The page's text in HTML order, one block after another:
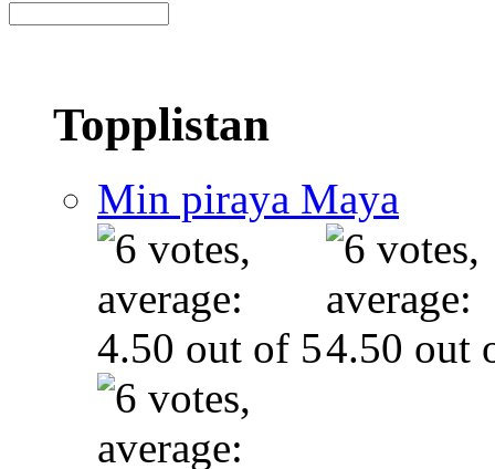
Topplistan
Min piraya Maya